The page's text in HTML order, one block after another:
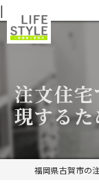
|
注文住
現する